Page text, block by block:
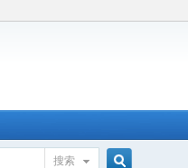
搜索